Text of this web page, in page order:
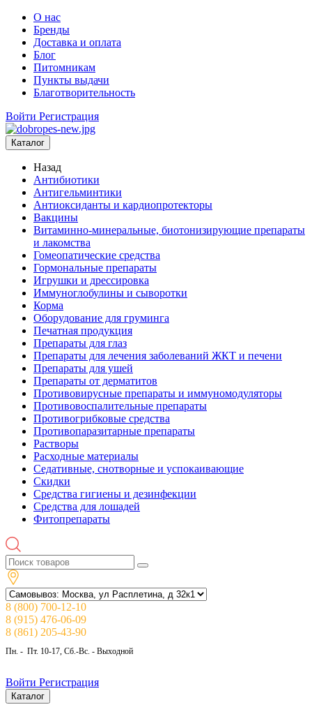
О нас
Бренды
Доставка и оплата
Блог
Питомникам
Пункты выдачи
Благотворительность
Войти Регистрация
Каталог
Назад
Антибиотики
Антигельминтики
Антиоксиданты и кардиопротекторы
Вакцины
Витаминно-минеральные, биотонизирующие препараты
и лакомства
Гомеопатические средства
Гормональные препараты
Игрушки и дрессировка
Иммуноглобулины и сыворотки
Корма
Оборудование для груминга
Печатная продукция
Препараты для глаз
Препараты для лечения заболеваний ЖКТ и печени
Препараты для ушей
Препараты от дерматитов
Противовирусные препараты и иммуномодуляторы
Противовоспалительные препараты
Противогрибковые средства
Противопаразитарные препараты
Растворы
Расходные материалы
Седативные, снотворные и успокаивающие
Скидки
Средства гигиены и дезинфекции
Средства для лошадей
Фитопрепараты
8 (800) 700-12-10
8 (915) 476-06-09
8 (861) 205-43-90
Пн. - Пт. 10-17, Сб.-Вс. - Выходной
Войти Регистрация
Каталог